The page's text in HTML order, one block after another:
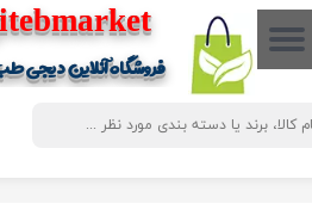
فروشگاه آنلاین دیجیحساب کاربری من
تغییر گذر واژه